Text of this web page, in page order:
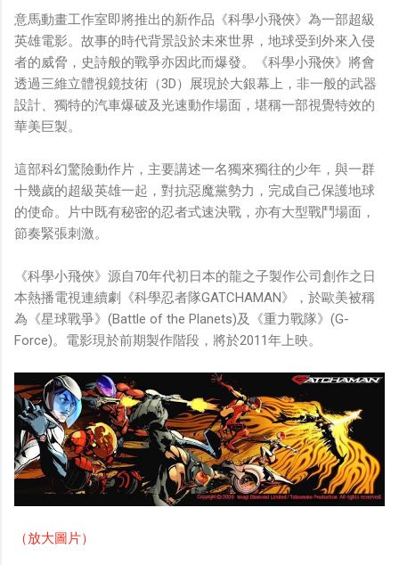
意馬動畫工作室即將推出的新作品《科學小飛俠》為一部超級
英雄電影。故事的時代背景設於未來世界，地球受到外來入侵
者的威脅，史詩般的戰爭亦因此而爆發。《科學小飛俠》將會
透過三維立體視鏡技術（3D）展現於大銀幕上，非一般的武器
設計、獨特的汽車爆破及光速動作場面，堪稱一部視覺特效的
華美巨製。
這部科幻驚險動作片，主要講述一名獨來獨往的少年，與一群
十幾歲的超級英雄一起，對抗惡魔黨勢力，完成自己保護地球
的使命。片中既有秘密的忍者式速決戰，亦有大型戰鬥場面，
節奏緊張刺激。
《科學小飛俠》源自70年代初日本的龍之子製作公司創作之日
本熱播電視連續劇《科學忍者隊GATCHAMAN》，於歐美被稱
為《星球戰爭》(Battle of the Planets)及《重力戰隊》(G-
Force)。電影現於前期製作階段，將於2011年上映。
（放大圖片）